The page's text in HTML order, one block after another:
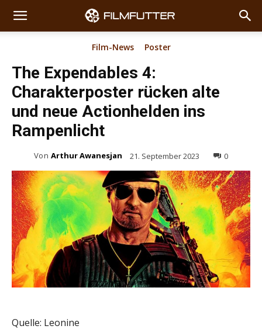
Film-News Poster
The Expendables 4:
Charakterposter rücken alte
und neue Actionhelden ins
Rampenlicht
Von Arthur Awanesjan 21. September 2023 0
Quelle: Leonine